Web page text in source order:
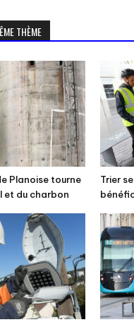
THÈME
Planoise tourne
et du charbon
Trier